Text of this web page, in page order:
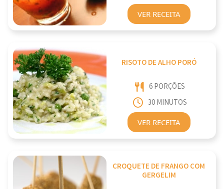
VER RECEITA
RISOTO DE ALHO PORÓ
6 PORÇÕES
30 MINUTOS
VER RECEITA
CROQUETE DE FRANGO COM
GERGELIM